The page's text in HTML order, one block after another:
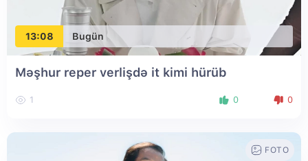
13:08 Bugün
Məşhur reper verlişdə it kimi hürüb
1 0 0
FOTO